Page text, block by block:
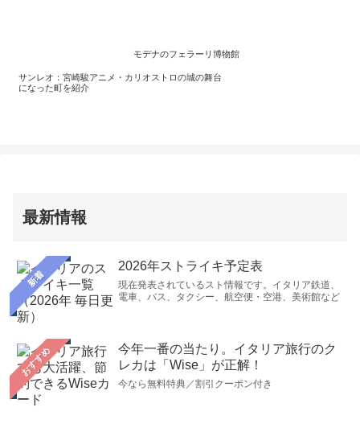
モデナのフェラーリ博物館
サンレオ：宮崎駿アニメ・カリオストロの城の舞台
になった町を紹介
最新情報
新着
2026年ストライキ予定表
現在発表されているスト情報です。イタリア鉄道、
電車、バス、タクシー、航空便・空港、美術館など
おすすめ
今年一番の当たり。イタリア旅行のク
レカは「Wise」が正解！
今なら無料特典／割引クーポン付き